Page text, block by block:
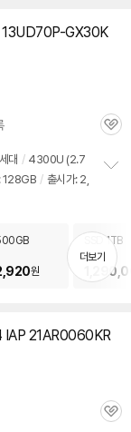
13UD70P-GX30K
관
대 / 4300U (2.7
128GB / 출시가: 2,
치
기
원
SSD 1TB
더보기
IAP 21AR0060KR
관